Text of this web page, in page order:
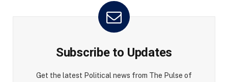
Subscribe to Updates
Get the latest Political news from The Pulse of